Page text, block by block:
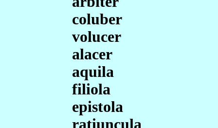
coluber
volucer
alacer
aquila
filiola
epistola
ratiuncula